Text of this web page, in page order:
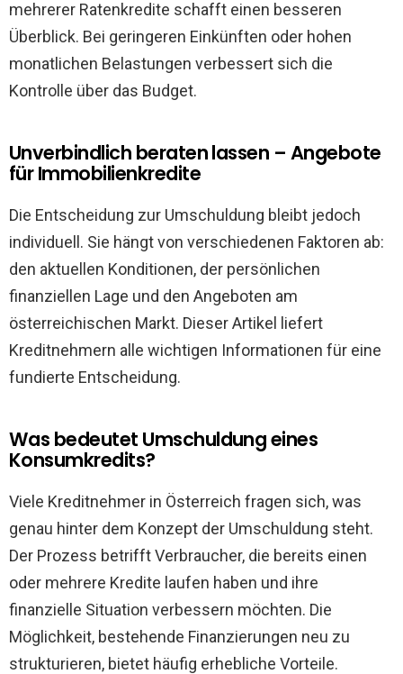
mehrerer Ratenkredite schafft einen besseren
Überblick. Bei geringeren Einkünften oder hohen
monatlichen Belastungen verbessert sich die
Kontrolle über das Budget.
Unverbindlich beraten lassen – Angebote
für Immobilienkredite
Die Entscheidung zur Umschuldung bleibt jedoch
individuell. Sie hängt von verschiedenen Faktoren ab:
den aktuellen Konditionen, der persönlichen
finanziellen Lage und den Angeboten am
österreichischen Markt. Dieser Artikel liefert
Kreditnehmern alle wichtigen Informationen für eine
fundierte Entscheidung.
Was bedeutet Umschuldung eines
Konsumkredits?
Viele Kreditnehmer in Österreich fragen sich, was
genau hinter dem Konzept der Umschuldung steht.
Der Prozess betrifft Verbraucher, die bereits einen
oder mehrere Kredite laufen haben und ihre
finanzielle Situation verbessern möchten. Die
Möglichkeit, bestehende Finanzierungen neu zu
strukturieren, bietet häufig erhebliche Vorteile.